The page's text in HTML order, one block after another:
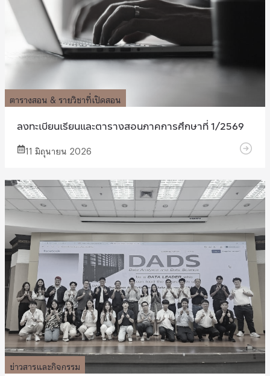
ตารางสอน & รายวิชาที่เปิดสอน
ลงทะเบียนเรียนและตารางสอนภาคการศึกษาที่ 1/2569
11 มิถุนายน 2026
ข่าวสารและกิจกรรม